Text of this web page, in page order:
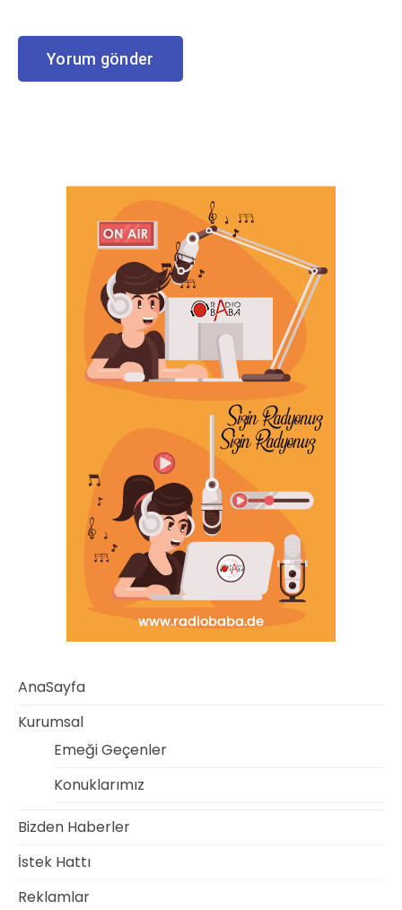
AnaSayfa
Kurumsal
Emeği Geçenler
Konuklarımız
Bizden Haberler
İstek Hattı
Reklamlar